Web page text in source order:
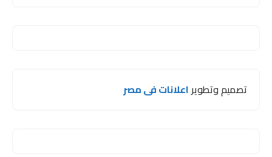
تصميم وتطويراعلانات فى مصر